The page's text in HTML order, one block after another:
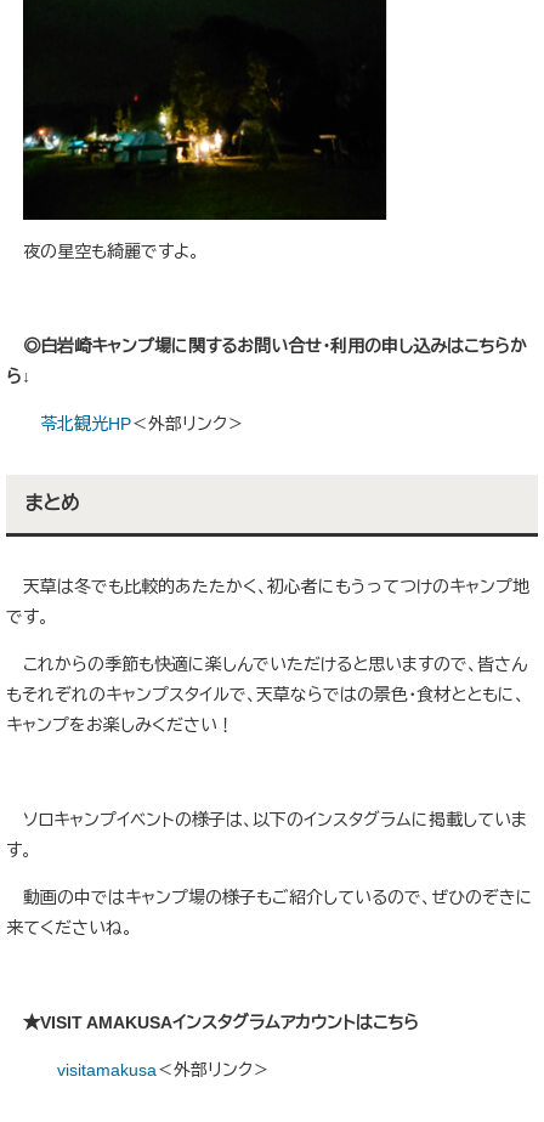
夜の星空も綺麗ですよ。
◎白岩崎キャンプ場に関するお問い合せ・利用の申し込みはこちらか
ら↓
苓北観光HP＜外部リンク＞
まとめ
天草は冬でも比較的あたたかく、初心者にもうってつけのキャンプ地
です。
これからの季節も快適に楽しんでいただけると思いますので、皆さん
もそれぞれのキャンプスタイルで、天草ならではの景色・食材とともに、
キャンプをお楽しみください！
ソロキャンプイベントの様子は、以下のインスタグラムに掲載していま
す。
動画の中ではキャンプ場の様子もご紹介しているので、ぜひのぞきに
来てくださいね。
★VISIT AMAKUSAインスタグラムアカウントはこちら
visitamakusa＜外部リンク＞